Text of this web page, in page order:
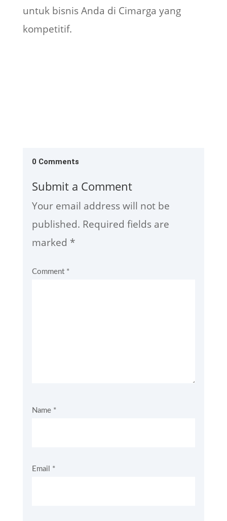
untuk bisnis Anda di Cimarga yang
kompetitif.
0 Comments
Submit a Comment
Your email address will not be
published. Required fields are
marked *
Comment *
Name *
Email *